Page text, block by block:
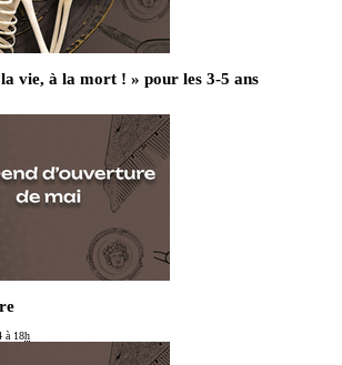
vie, à la mort ! » pour les 3-5 ans
à 18h